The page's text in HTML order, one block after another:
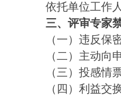
依托单位工作
三、评审专家
（一）违反保
（二）主动向
（三）投感情
（四）利益交